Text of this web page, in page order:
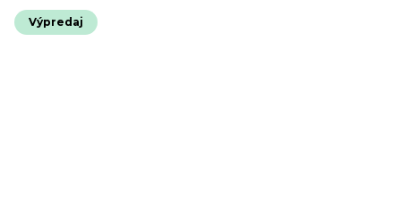
Výpredaj